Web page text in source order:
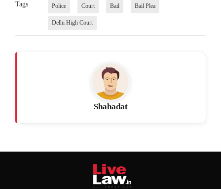
Tags Police Court Bail Bail Plea
Delhi High Court
Shahadat